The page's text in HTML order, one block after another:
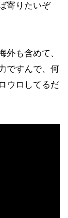
寄りたいぞ
外も含めて、
ですんで、何
ウロしてるだ